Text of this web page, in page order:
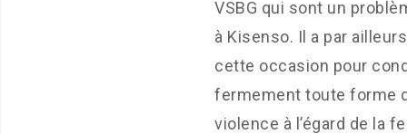
VSBG qui sont un
à Kisenso. Il a par
cette occasion pour
fermement toute forme
violence à l’égard de la